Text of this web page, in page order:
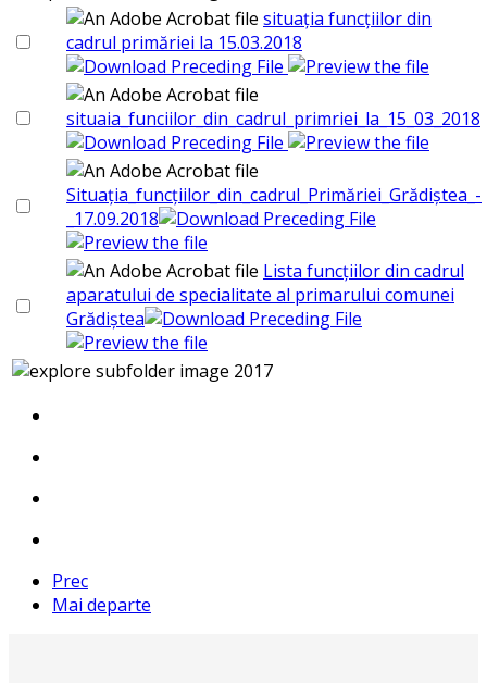
situația funcțiilor din
cadrul primăriei la 15.03.2018
situaia_funciilor_din_cadrul_primriei_la_15_03_2018
Situația_funcțiilor_din_cadrul_Primăriei_Grădiștea_-
_17.09.2018
Lista funcțiilor din cadrul
aparatului de specialitate al primarului comunei
Grădiștea
2017
Prec
Mai departe